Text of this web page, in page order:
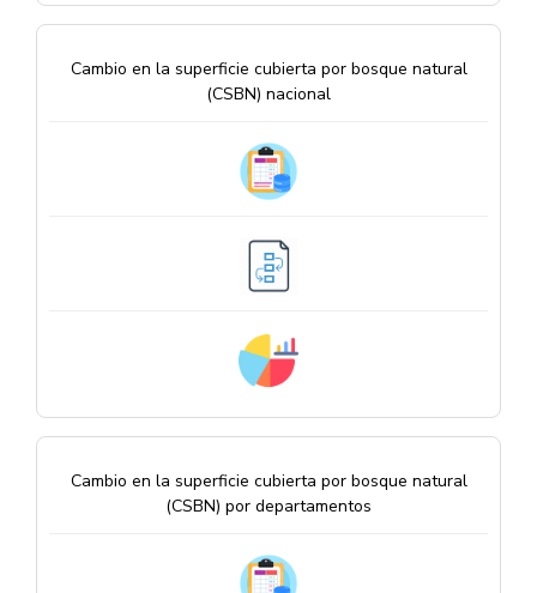
Cambio en la superficie cubierta por bosque natural
(CSBN) nacional
Cambio en la superficie cubierta por bosque natural
(CSBN) por departamentos